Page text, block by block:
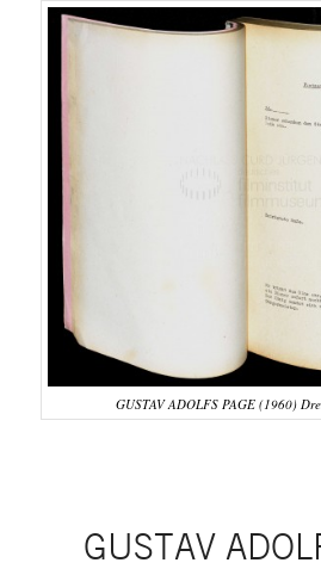
GUSTAV ADOLFS PAGE (1960)
GUSTAV